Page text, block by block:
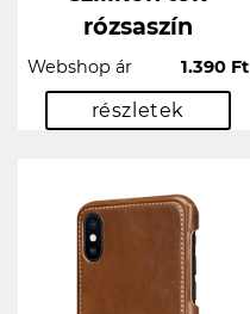
rózsaszín
Webshop ár 1.390 Ft
részletek